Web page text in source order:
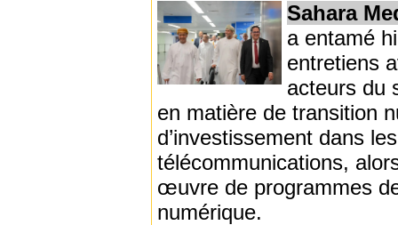
Sahara
a entamé
entretiens
acteurs du
en matière de transition
d’investissement dans
télécommunications,
œuvre de programmes
numérique.